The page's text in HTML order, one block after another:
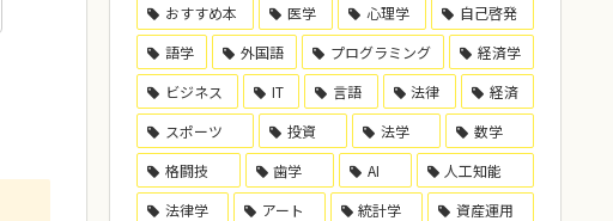
おすすめ本 医学 心理学
自己啓発
語学
外国語 プログラミング
経済学
ビジネス
IT 言語 法律
経済
スポーツ
投資 法学
数学
格闘技
歯学 AI
人工知能
法律学
アート 統計学
資産運用